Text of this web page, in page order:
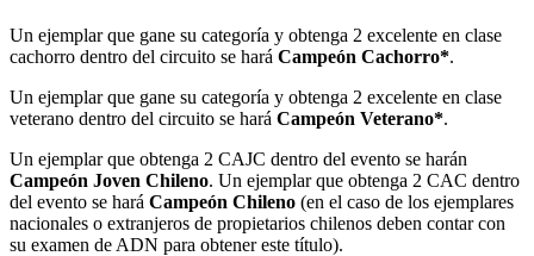
Un ejemplar que gane su categoría y obtenga 2 excelente en clase
cachorro dentro del circuito se hará Campeón Cachorro*.
Un ejemplar que gane su categoría y obtenga 2 excelente en clase
veterano dentro del circuito se hará Campeón Veterano*.
Un ejemplar que obtenga 2 CAJC dentro del evento se harán
Campeón Joven Chileno. Un ejemplar que obtenga 2 CAC dentro
del evento se hará Campeón Chileno (en el caso de los ejemplares
nacionales o extranjeros de propietarios chilenos deben contar con
su examen de ADN para obtener este título).